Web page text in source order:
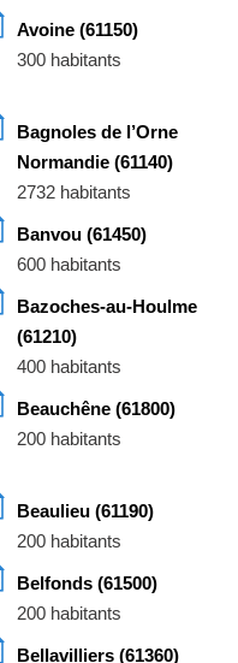
Avoine (61150)
300 habitants
Bagnoles de l’Orne
Normandie (61140)
2732 habitants
Banvou (61450)
600 habitants
Bazoches-au-Houlme
(61210)
400 habitants
Beauchêne (61800)
200 habitants
Beaulieu (61190)
200 habitants
Belfonds (61500)
200 habitants
Bellavilliers (61360)